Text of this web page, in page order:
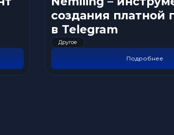
создания платной
в Telegram
Другое
Подробнее